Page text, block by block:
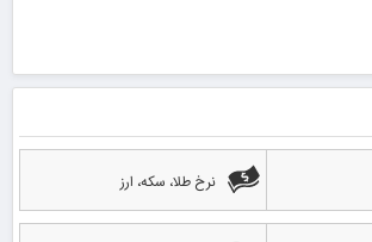
نرخ طلا، سکه، ارز